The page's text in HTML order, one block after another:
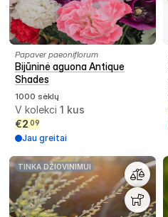
Papaver paeoniflorum
Bijūninė aguona Antique
Shades
1000 sėklų
V kolekci 1 kus
€2 09
Jau greitai
TINKA DŽIOVINIMUI